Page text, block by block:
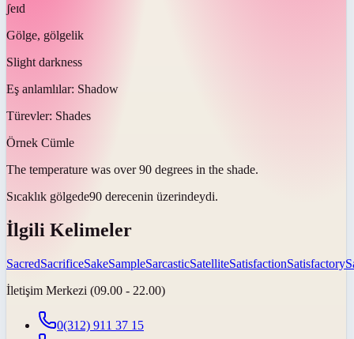
ʃeɪd
Gölge, gölgelik
Slight darkness
Eş anlamlılar: Shadow
Türevler: Shades
Örnek Cümle
The temperature was over 90 degrees in the shade.
Sıcaklık gölgede90 derecenin üzerindeydi.
İlgili Kelimeler
SacredSacrificeSakeSampleSarcasticSatelliteSatisfactionSatisfactory
İletişim Merkezi (09.00 - 22.00)
0(312) 911 37 15